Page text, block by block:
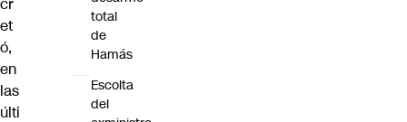
et
ó,
en
las
últi
total
de
Hamás
Escolta
del